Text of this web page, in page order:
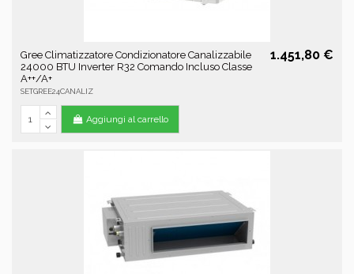
Gree Climatizzatore Condizionatore Canalizzabile
24000 BTU Inverter R32 Comando Incluso Classe
A++/A+
SETGREE24CANALIZ
1.451,80 €
Aggiungi al carrello